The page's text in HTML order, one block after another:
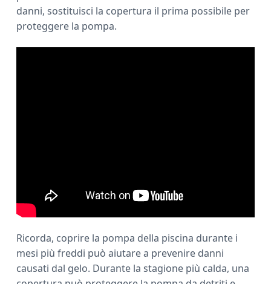
danni, sostituisci la copertura il prima possibile per
proteggere la pompa.
Ricorda, coprire la pompa della piscina durante i
mesi più freddi può aiutare a prevenire danni
causati dal gelo. Durante la stagione più calda, una